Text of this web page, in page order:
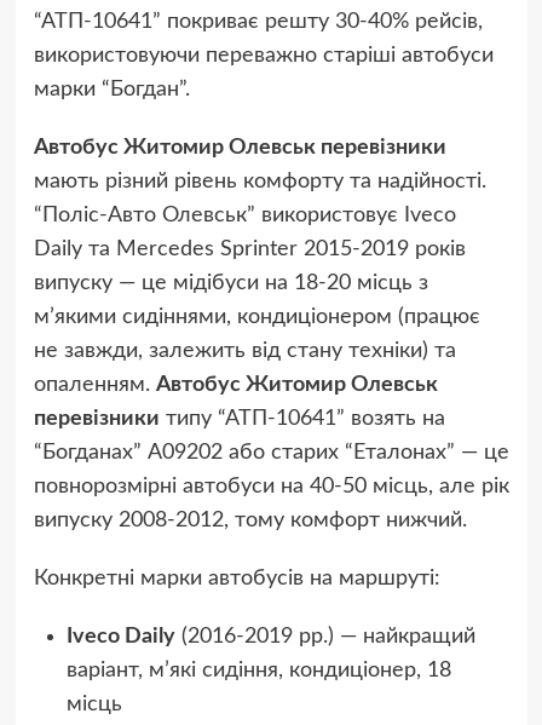
“АТП-10641” покриває решту 30-40% рейсів,
використовуючи переважно старіші автобуси
марки “Богдан”.
Автобус Житомир Олевськ перевізники
мають різний рівень комфорту та надійності.
“Поліс-Авто Олевськ” використовує Iveco
Daily та Mercedes Sprinter 2015-2019 років
випуску — це мідібуси на 18-20 місць з
м’якими сидіннями, кондиціонером (працює
не завжди, залежить від стану техніки) та
опаленням. Автобус Житомир Олевськ
перевізники типу “АТП-10641” возять на
“Богданах” А09202 або старих “Еталонах” — це
повнорозмірні автобуси на 40-50 місць, але рік
випуску 2008-2012, тому комфорт нижчий.
Конкретні марки автобусів на маршруті:
Iveco Daily(2016-2019 рр.) — найкращий
варіант, м’які сидіння, кондиціонер, 18
місць